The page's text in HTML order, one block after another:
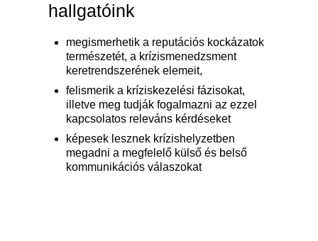
hallgatóink
megismerhetik a reputációs kockázatok
természetét, a krízismenedzsment
keretrendszerének elemeit,
felismerik a kríziskezelési fázisokat,
illetve meg tudják fogalmazni az ezzel
kapcsolatos releváns kérdéseket
képesek lesznek krízishelyzetben
megadni a megfelelő külső és belső
kommunikációs válaszokat